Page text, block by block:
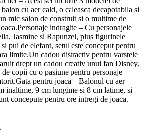
cu aer cald, o caleasca decapotabila si
mic salon de construit si o multime de
indragite – Cu personajele
Jasmine si Rapunzel, plus figurinele
pui de elefant, setul este conceput pentru
limite.Un cadou distractiv pentru varstele
drept un cadou creativ unui fan Disney,
copii cu o pasiune pentru personaje
pentru joaca – Balonul cu aer
inaltime, 9 cm lungime si 8 cm latime, si
concepute pentru ore intregi de joaca.